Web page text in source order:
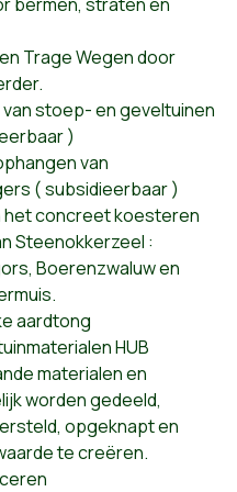
Trage Wegen door
stoep- en geveltuinen
)
van
( subsidieerbaar )
het concreet koesteren
Steenokkerzeel :
Boerenzwaluw en
aardtong
HUB
materialen en
worden gedeeld,
opgeknapt en
te creëren.